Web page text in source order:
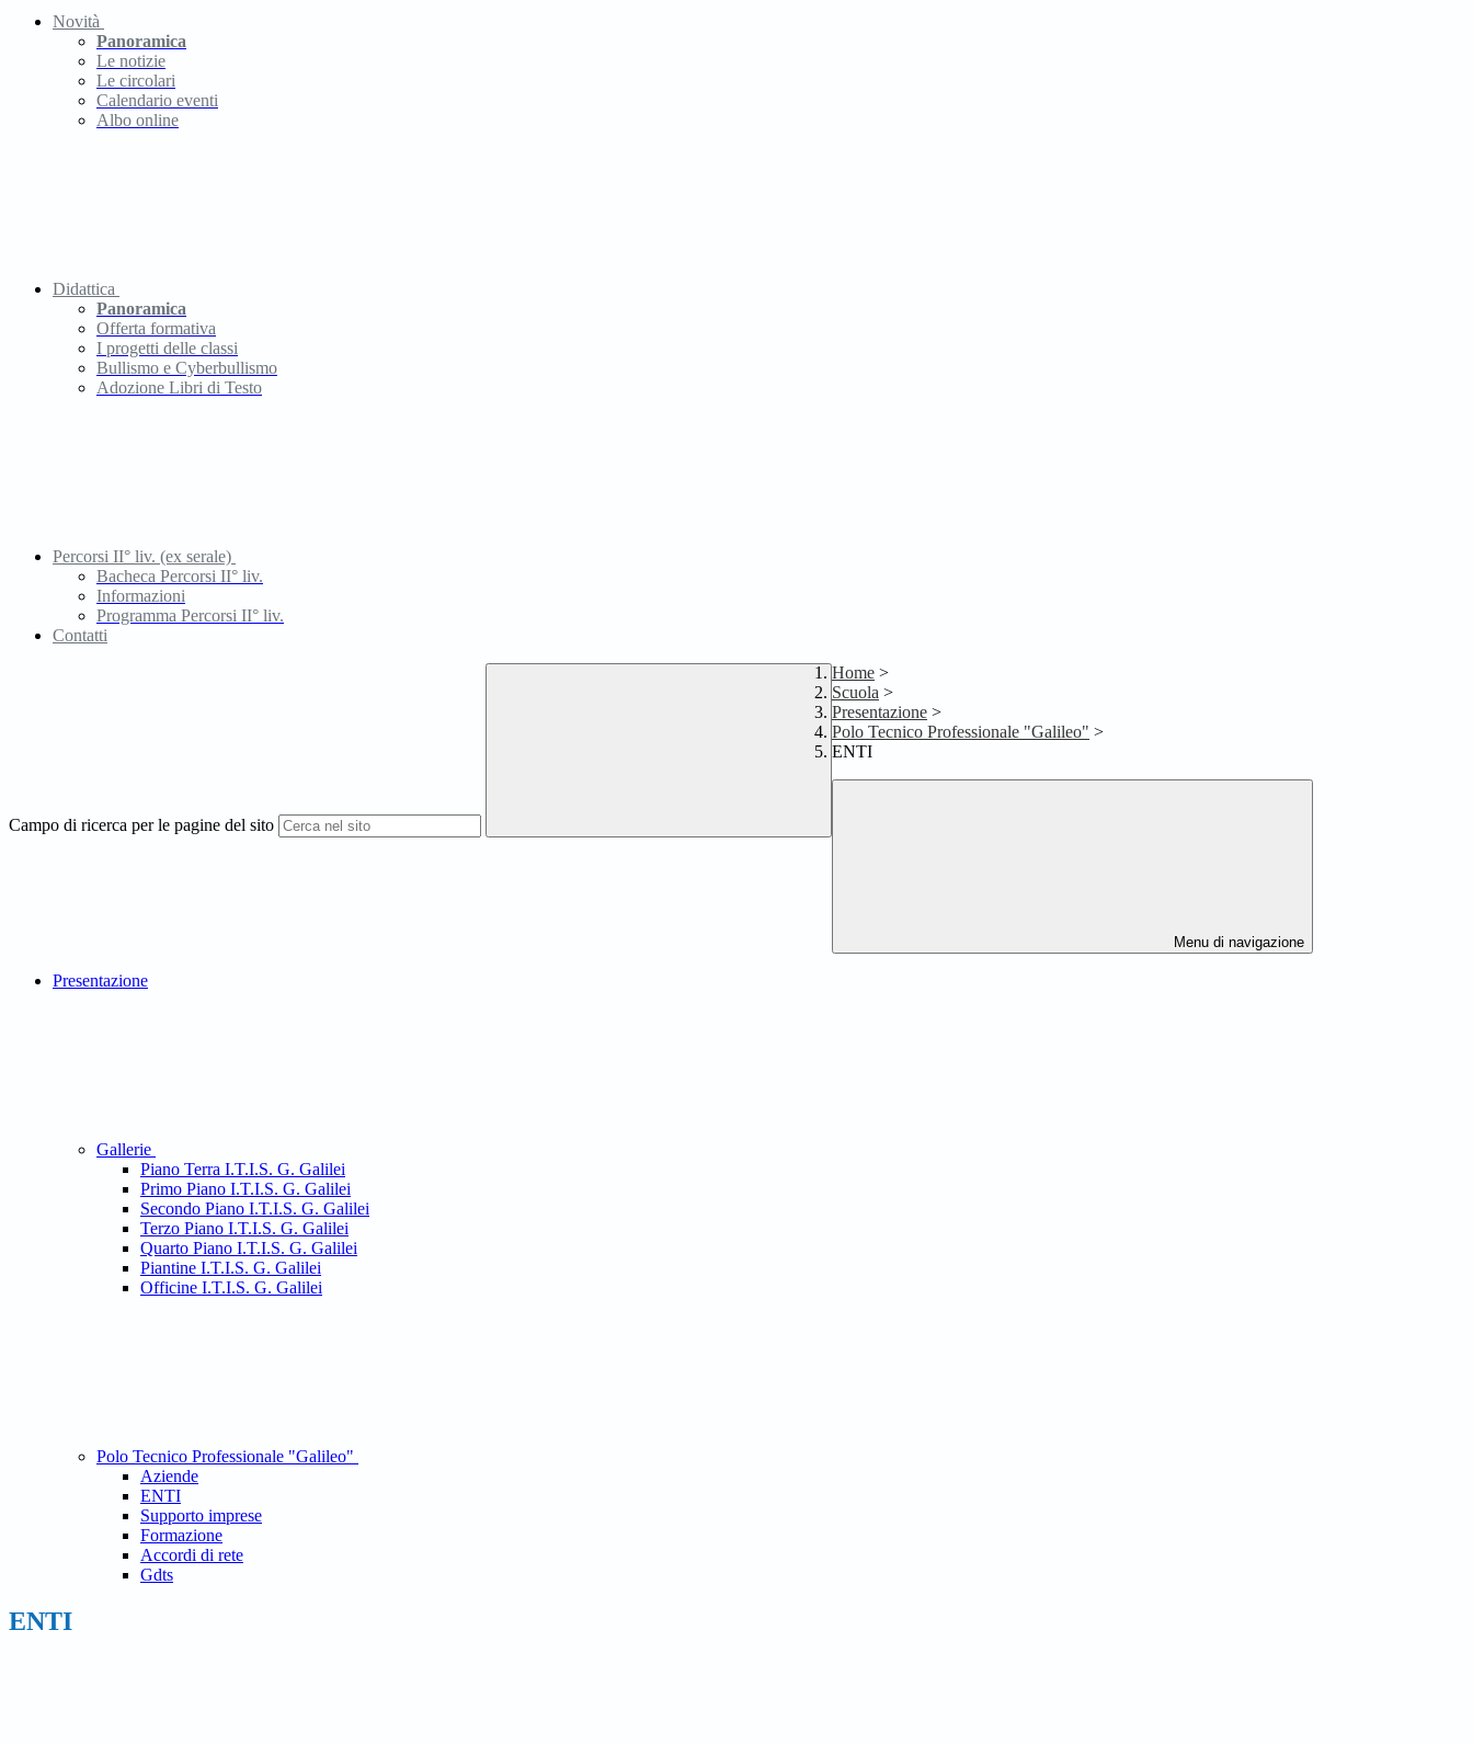
Novità
Panoramica
Le notizie
Le circolari
Calendario eventi
Albo online
Didattica
Panoramica
Offerta formativa
I progetti delle classi
Bullismo e Cyberbullismo
Adozione Libri di Testo
Percorsi II° liv. (ex serale)
Bacheca Percorsi II° liv.
Informazioni
Programma Percorsi II° liv.
Contatti
Campo di ricerca per le pagine del sito
Home >
Scuola >
Presentazione >
Polo Tecnico Professionale "Galileo" >
ENTI
Menu di navigazione
Presentazione
Gallerie
Piano Terra I.T.I.S. G. Galilei
Primo Piano I.T.I.S. G. Galilei
Secondo Piano I.T.I.S. G. Galilei
Terzo Piano I.T.I.S. G. Galilei
Quarto Piano I.T.I.S. G. Galilei
Piantine I.T.I.S. G. Galilei
Officine I.T.I.S. G. Galilei
Polo Tecnico Professionale "Galileo"
Aziende
ENTI
Supporto imprese
Formazione
Accordi di rete
Gdts
ENTI